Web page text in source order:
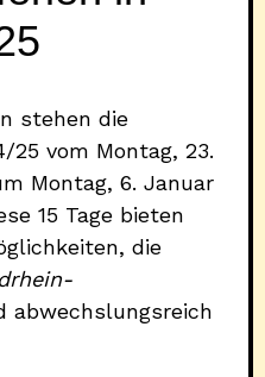
stehen die
25 vom Montag, 23.
Montag, 6. Januar
15 Tage bieten
die